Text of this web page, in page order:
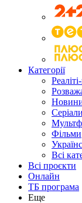
Категорії
Серіали
Фільми
Всі
Всі проєкти
Онлайн
ТБ програма
Еще